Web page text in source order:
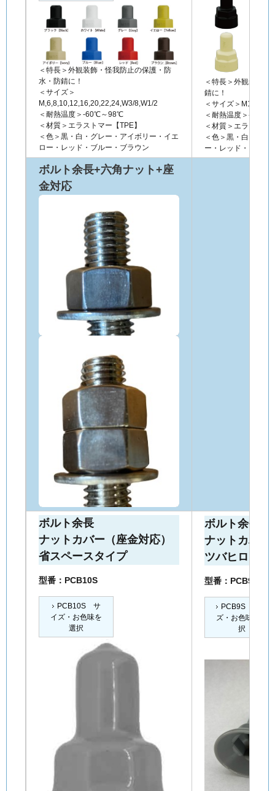
＜特長＞外観装飾・怪我防止の保護・防
水・防錆に！
＜サイズ＞
M,6,8,10,12,16,20,22,24,W3/8,W1/2
＜耐熱温度＞-60℃～98℃
＜材質＞エラストマー【TPE】
＜色＞黒・白・グレー・アイボリー・イエ
ロー・レッド・ブルー・ブラウン
＜特長＞外観装飾・
錆に！
＜サイズ＞
＜耐熱温度＞-60℃
＜材質＞エラストマ
＜色＞黒・白・グレ
ー・レッド・ブルー
ボルト余長+六角ナット+座
金対応
ボルト余長
ナットカバー（座金対応）
省スペースタイプ
型番：PCB10S
PCB10S サ
イズ・お色味を
選択
ボルト余長
ナットカバー
ツバヒロタイ
型番：PCB9S
PCB9S サイ
ズ・お色味を選
択